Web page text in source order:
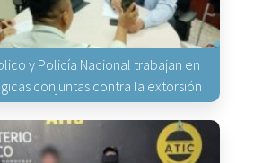
y Policía Nacional trabajan en
conjuntas contra la extorsión